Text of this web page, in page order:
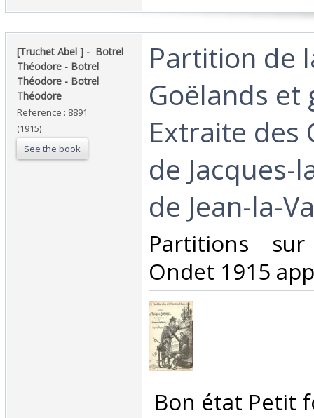
‎[Truchet Abel ] - ‎ ‎Botrel
Théodore - Botrel
Théodore - Botrel
Théodore‎
Reference : 8891
(1915)
See the book
‎Partition de
Goëlands et
Extraite des
de Jacques-
de Jean-la-
‎Partitions
Ondet 1915
Bon état Petit